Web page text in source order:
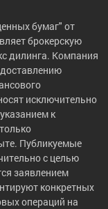
бумаг" от
брокерскую
дилинга. Компания
исключительно
к
Публикуемые
с целью
заявлением
конкретных
операций на